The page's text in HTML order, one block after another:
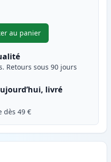
au panier
,Pack de 4 Brother TN910
Retours sous 90 jours
livré
dès 49 €